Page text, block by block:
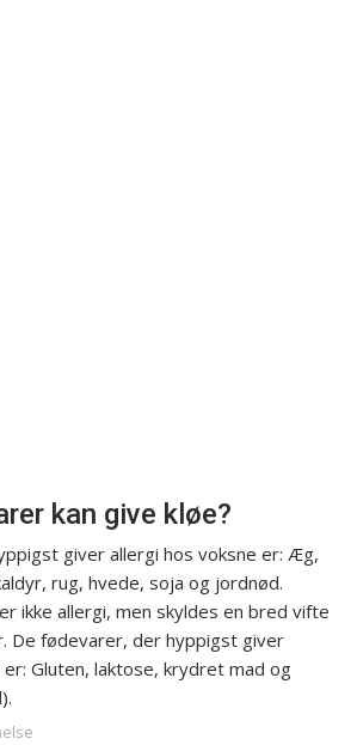
kan give kløe?
giver allergi hos voksne er: Æg,
rug, hvede, soja og jordnød.
ikke allergi, men skyldes en bred vifte
De fødevarer, der hyppigst giver
Gluten, laktose, krydret mad og